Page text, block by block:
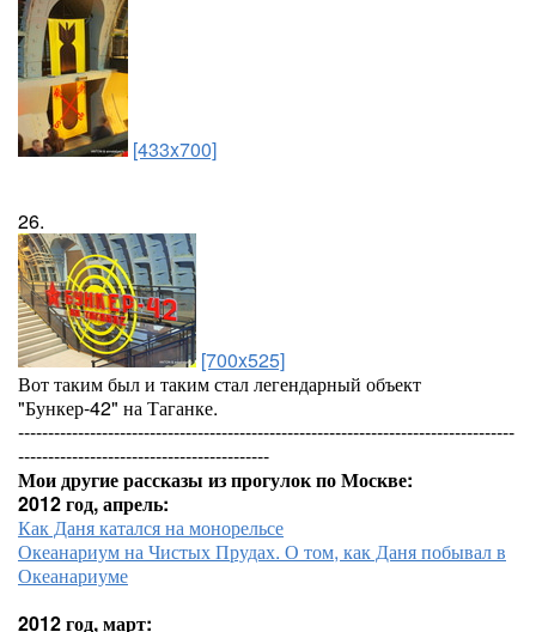
[433x700]
26.
[700x525]
Вот таким был и таким стал легендарный объект
"Бункер-42" на Таганке.
-----------------------------------------------------------------------------------
------------------------------------------
Мои другие рассказы из прогулок по Москве:
2012 год, апрель:
Как Даня катался на монорельсе
Океанариум на Чистых Прудах. О том, как Даня побывал в
Океанариуме
2012 год, март: